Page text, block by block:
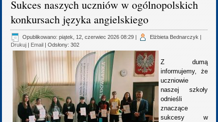
Sukces naszych uczniów w ogólnopolskich
konkursach języka angielskiego
Opublikowano: piątek, 12, czerwiec 2026 08:29 Elżbieta Bednarczyk
Drukuj
Email | Odsłony: 302
Z dumą
informujemy, że
uczniowie
naszej szkoły
odnieśli
znaczące
sukcesy w